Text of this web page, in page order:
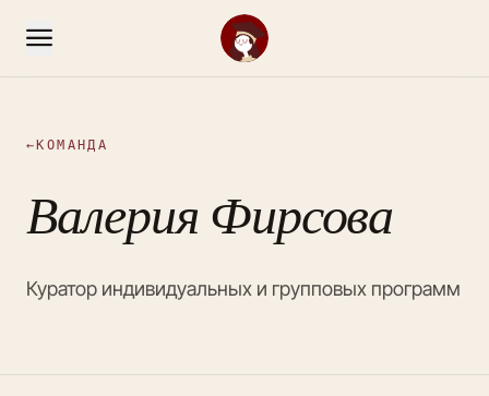
← КОМАНДА
Валерия Фирсова
Куратор индивидуальных и групповых программ